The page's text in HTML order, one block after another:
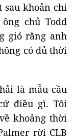
sau khoản chi
chủ Todd
gió rằng anh
có đủ thời
là mẫu cầu
điều gì. Tôi
khoảng thời
rời CLB